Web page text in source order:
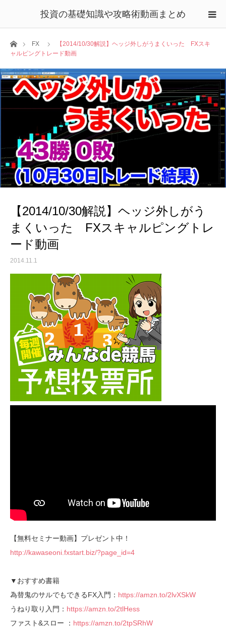
投資の基礎知識や攻略術動画まとめ
ホームFX
【2014/10/30解説】ヘッジ外しがうまくいった FXスキ
ャルピングトレード動画
【2014/10/30解説】ヘッジ外しがう
まくいった FXスキャルピングトレ
ード動画
2014.11.1
【無料セミナー動画】プレゼント中！
http://kawaseoni.fxstart.biz/?page_id=4
▼おすすめ書籍
為替鬼のサルでもできるFX入門： https://amzn.to/2lvXSkW
うねり取り入門： https://amzn.to/2tlHess
ファスト&スロー ： https://amzn.to/2tpSRhW